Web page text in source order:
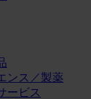
ンス／製薬
ービス